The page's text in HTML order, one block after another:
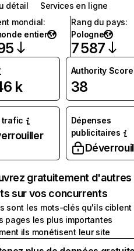
détail
Services en ligne
mondial:
entier
Rang du pays:
Pologne
7 587
k
Authority Score
38
trafic
Dépenses
publicitaires
gratuitement d'autres
sur vos concurrents
sont les mots-clés qu'ils ciblent
pages les plus importantes
ils monétisent leur site